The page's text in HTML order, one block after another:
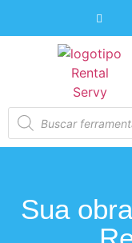
Sua